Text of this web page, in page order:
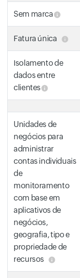
Sem marca
Fatura única
Isolamento de
dados entre
clientes
Unidades de
negócios para
administrar
contas individuais
de
monitoramento
com base em
aplicativos de
negócios,
geografia, tipo e
propriedade de
recursos